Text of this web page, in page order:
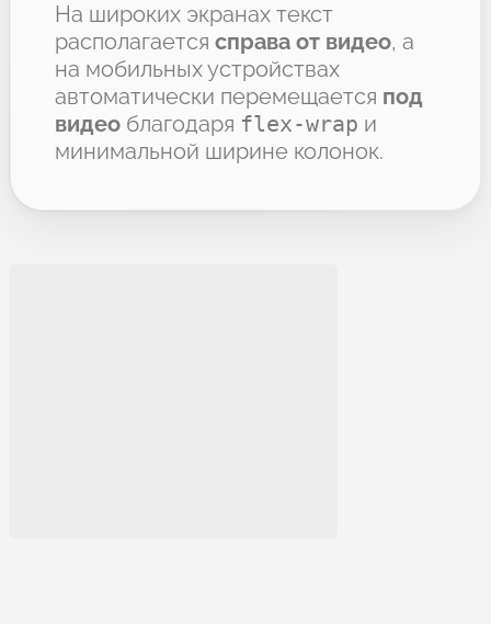
На широких экранах текст
располагается справа от видео, а
на мобильных устройствах
автоматически перемещается под
видео благодаря flex-wrap и
минимальной ширине колонок.